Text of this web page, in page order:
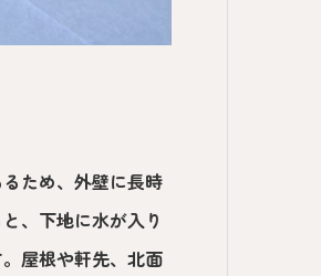
ため、外壁に長時
、下地に水が入り
屋根や軒先、北面